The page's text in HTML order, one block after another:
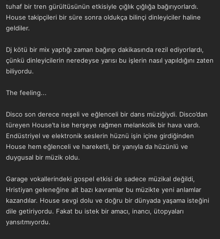
tuhaf bir tren gürültüsünün etkisiyle çığlık çığlığa bağırıyorlardı.
House takipçileri bir süre sonra oldukça bilinçi dinleyiciler haline
geldiler.
Dj kötü bir mix yaptığı zaman bağırıp dakikasında rezil ediyorlardı,
çünkü dinleyicilerin neredeyse yarısı bu işlerin nasıl yapıldığını zaten
biliyordu.
The feeling...
Disco son derece neşeli ve eğlenceli bir dans müziğiydi. Disco’dan
türeyen House’ta ise herşeye rağmen melankolik bir hava vardı.
Endüstriyel ve elektronik seslerin hüznü işin içine girdiğinden
House hem eğlenceli ve hareketli, bir yanıyla da hüzünlü ve
duygusal bir müzik oldu.
Garage vokallerindeki gospel etkisi de sadece müzikal değildi,
Hristiyan geleneğine ait bazı kavramlar bu müzikte yeni anlamlar
kazandılar. House sevgi dolu ve doğru bir dünyada yaşama isteğini
dile getiriyordu. Fakat bu istek bir amacı, inancı, ütopyaları
yansıtmıyordu.